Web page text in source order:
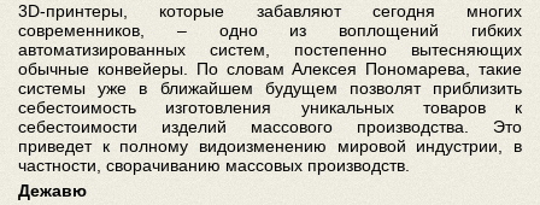
3D-принтеры, которые забавляют сегодня многих
современников, – одно из воплощений гибких
автоматизированных систем, постепенно вытесняющих
обычные конвейеры. По словам Алексея Пономарева, такие
системы уже в ближайшем будущем позволят приблизить
себестоимость изготовления уникальных товаров к
себестоимости изделий массового производства. Это
приведет к полному видоизменению мировой индустрии, в
частности, сворачиванию массовых производств.
Дежавю